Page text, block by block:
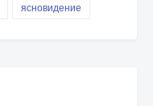
ясновидение